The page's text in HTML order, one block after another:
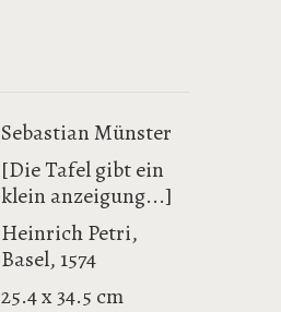
Sebastian Münster
[Die Tafel gibt ein
klein anzeigung...]
Heinrich Petri,
Basel, 1574
25.4 x 34.5 cm